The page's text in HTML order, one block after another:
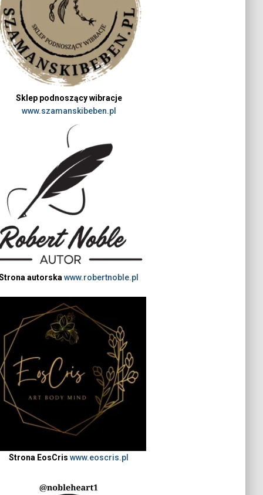
Sklep podnoszący wibracje
www.szamanskibeben.pl
autorska www.robertnoble.pl
Strona EosCris www.eoscris.pl